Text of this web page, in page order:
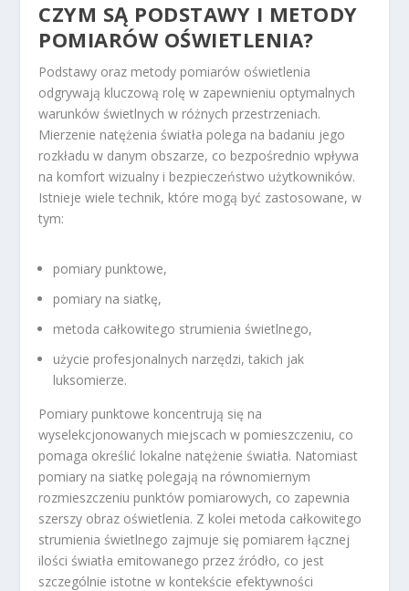
CZYM SĄ PODSTAWY I METODY
POMIARÓW OŚWIETLENIA?
Podstawy oraz metody pomiarów oświetlenia
odgrywają kluczową rolę w zapewnieniu optymalnych
warunków świetlnych w różnych przestrzeniach.
Mierzenie natężenia światła polega na badaniu jego
rozkładu w danym obszarze, co bezpośrednio wpływa
na komfort wizualny i bezpieczeństwo użytkowników.
Istnieje wiele technik, które mogą być zastosowane, w
tym:
pomiary punktowe,
pomiary na siatkę,
metoda całkowitego strumienia świetlnego,
użycie profesjonalnych narzędzi, takich jak
luksomierze.
Pomiary punktowe koncentrują się na
wyselekcjonowanych miejscach w pomieszczeniu, co
pomaga określić lokalne natężenie światła. Natomiast
pomiary na siatkę polegają na równomiernym
rozmieszczeniu punktów pomiarowych, co zapewnia
szerszy obraz oświetlenia. Z kolei metoda całkowitego
strumienia świetlnego zajmuje się pomiarem łącznej
ilości światła emitowanego przez źródło, co jest
szczególnie istotne w kontekście efektywności